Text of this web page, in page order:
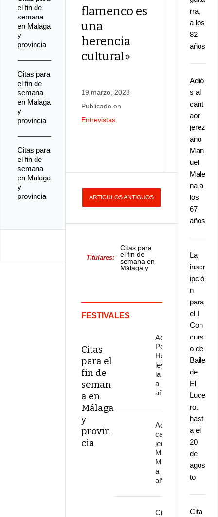
flamenco es
una
herencia
cultural»
19 marzo, 2023
Publicado en
Entrevistas
«No
años»
Publicado
Entrevistas
ARTICULOS ANTIGUOS
Titulares:
Citas para
el fin de
semana en
Málaga y
FESTIVALES
Citas
para el
fin de
seman
a en
Málaga
y
provin
cia
Adiós a
Pepe
Habichuela,
leyenda de
la guitarra,
a los 82
años
Adiós al
cantaor
jerezano
Manuel
Malena
a los 67
años
Cita con
rra,
a los
82
años
Adió
s al
cant
aor
jerez
ano
Man
uel
Male
na a
los
67
años
La
inscr
ipció
n
para
el I
Con
curs
o de
Baile
de
El
Luce
ro,
hast
a el
20
de
agos
to
Cita
el fin de
semana
en Málaga
y
provincia
Citas para
el fin de
semana
en Málaga
y
provincia
Citas para
el fin de
semana
en Málaga
y
provincia